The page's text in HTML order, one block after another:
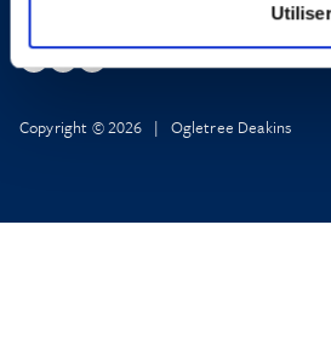
Copyright © 2026 | Ogletree Deakins